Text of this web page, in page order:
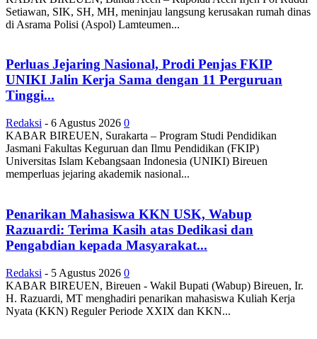
Setiawan, SIK, SH, MH, meninjau langsung kerusakan rumah dinas
di Asrama Polisi (Aspol) Lamteumen...
Perluas Jejaring Nasional, Prodi Penjas FKIP
UNIKI Jalin Kerja Sama dengan 11 Perguruan
Tinggi...
Redaksi - 6 Agustus 2026 0
KABAR BIREUEN, Surakarta – Program Studi Pendidikan
Jasmani Fakultas Keguruan dan Ilmu Pendidikan (FKIP)
Universitas Islam Kebangsaan Indonesia (UNIKI) Bireuen
memperluas jejaring akademik nasional...
Penarikan Mahasiswa KKN USK, Wabup
Razuardi: Terima Kasih atas Dedikasi dan
Pengabdian kepada Masyarakat...
Redaksi - 5 Agustus 2026 0
KABAR BIREUEN, Bireuen - Wakil Bupati (Wabup) Bireuen, Ir.
H. Razuardi, MT menghadiri penarikan mahasiswa Kuliah Kerja
Nyata (KKN) Reguler Periode XXIX dan KKN...